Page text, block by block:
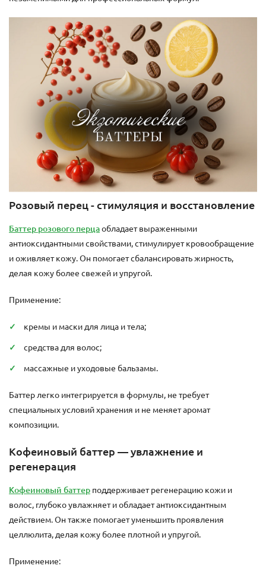
Розовый перец - стимуляция и восстановление
Баттер розового перцаобладает выраженными
антиоксидантными свойствами, стимулирует кровообращение
и оживляет кожу. Он помогает сбалансировать жирность,
делая кожу более свежей и упругой.
Применение:
кремы и маски для лица и тела;
средства для волос;
массажные и уходовые бальзамы.
Баттер легко интегрируется в формулы, не требует
специальных условий хранения и не меняет аромат
композиции.
Кофеиновый баттер — увлажнение и
регенерация
Кофеиновый баттер поддерживает регенерацию кожи и
волос, глубоко увлажняет и обладает антиоксидантным
действием. Он также помогает уменьшить проявления
целлюлита, делая кожу более плотной и упругой.
Применение: